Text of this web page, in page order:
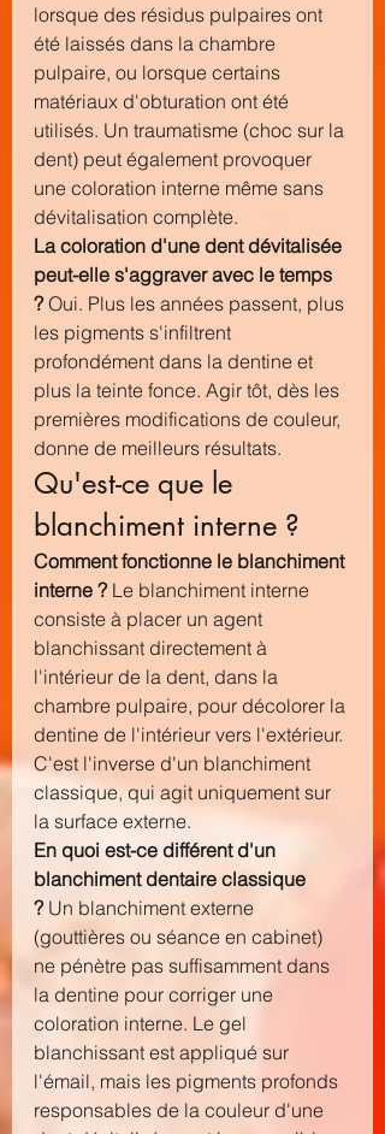
lorsque des résidus pulpaires ont
été laissés dans la chambre
pulpaire, ou lorsque certains
matériaux d'obturation ont été
utilisés. Un traumatisme (choc sur la
dent) peut également provoquer
une coloration interne même sans
dévitalisation complète.
La coloration d'une dent dévitalisée
peut-elle s'aggraver avec le temps
? Oui. Plus les années passent, plus
les pigments s'infiltrent
profondément dans la dentine et
plus la teinte fonce. Agir tôt, dès les
premières modifications de couleur,
donne de meilleurs résultats.
Qu'est-ce que le
blanchiment interne ?
Comment fonctionne le blanchiment
interne ? Le blanchiment interne
consiste à placer un agent
blanchissant directement à
l'intérieur de la dent, dans la
chambre pulpaire, pour décolorer la
dentine de l'intérieur vers l'extérieur.
C'est l'inverse d'un blanchiment
classique, qui agit uniquement sur
la surface externe.
En quoi est-ce différent d'un
blanchiment dentaire classique
? Un blanchiment externe
(gouttières ou séance en cabinet)
ne pénètre pas suffisamment dans
la dentine pour corriger une
coloration interne. Le gel
blanchissant est appliqué sur
l'émail, mais les pigments profonds
responsables de la couleur d'une